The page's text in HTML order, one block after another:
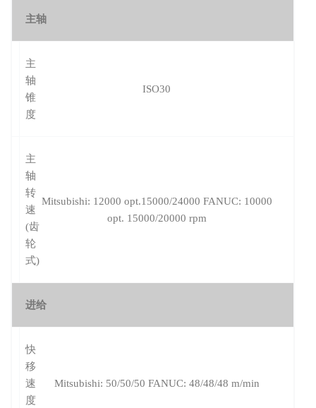
主轴
主
轴
锥
度
ISO30
主
轴
转
速
(齿
轮
式)
Mitsubishi: 12000 opt.15000/24000 FANUC: 10000
opt. 15000/20000 rpm
进给
快
移
速
度
Mitsubishi: 50/50/50 FANUC: 48/48/48 m/min